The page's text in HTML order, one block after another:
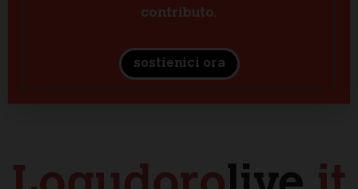
contributo.
sostienici ora